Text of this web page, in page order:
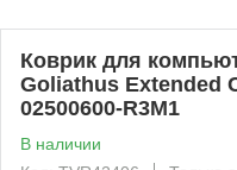
Коврик для
Goliathus Extended
02500600-R3M1
В наличии